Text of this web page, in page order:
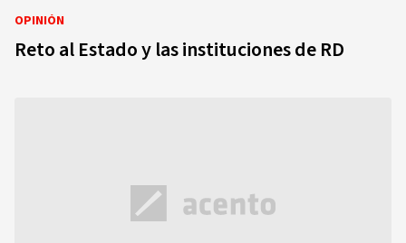
OPINIÓN
Reto al Estado y las instituciones de RD